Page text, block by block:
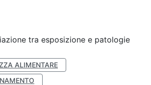
tra esposizione e patologie
ALIMENTARE